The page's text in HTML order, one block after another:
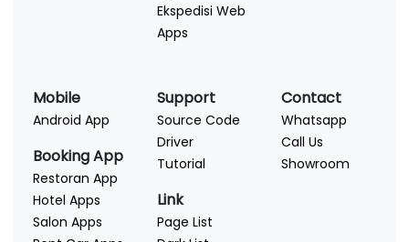
Ekspedisi Web
Apps
Mobile
Android App
Booking App
Restoran App
Hotel Apps
Salon Apps
Support
Source Code
Driver
Tutorial
Link
Page List
Contact
Whatsapp
Call Us
Showroom